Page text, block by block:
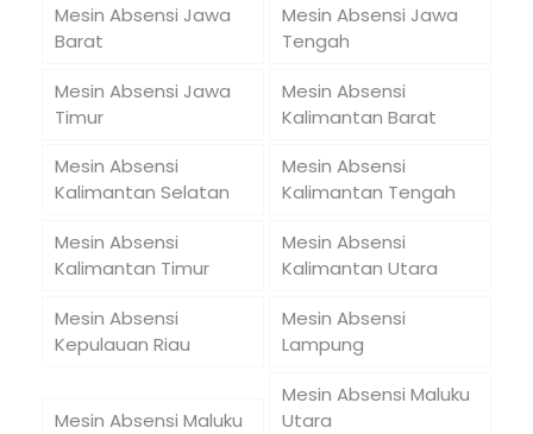
Mesin Absensi Jawa
Barat
Mesin Absensi Jawa
Tengah
Mesin Absensi Jawa
Timur
Mesin Absensi
Kalimantan Barat
Mesin Absensi
Kalimantan Selatan
Mesin Absensi
Kalimantan Tengah
Mesin Absensi
Kalimantan Timur
Mesin Absensi
Kalimantan Utara
Mesin Absensi
Kepulauan Riau
Mesin Absensi
Lampung
Mesin Absensi Maluku
Mesin Absensi Maluku
Utara